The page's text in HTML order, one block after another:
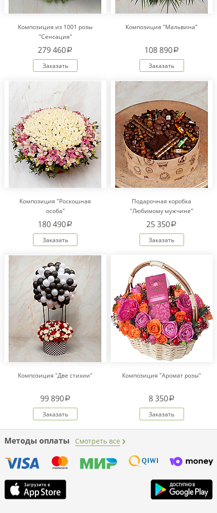
Композиция из 1001 розы
"Сенсация"
279 460a
Заказать
Композиция "Мальвина"
108 890a
Заказать
Композиция "Роскошная
особа"
180 490a
Заказать
Подарочная коробка
"Любимому мужчине"
25 350a
Заказать
Композиция "Две стихии"
99 890a
Заказать
Композиция "Аромат розы"
8 350a
Заказать
Методы оплаты Смотреть все